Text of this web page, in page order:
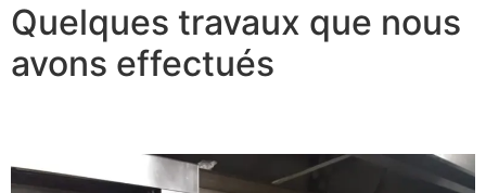
Quelques travaux que nous
avons effectués